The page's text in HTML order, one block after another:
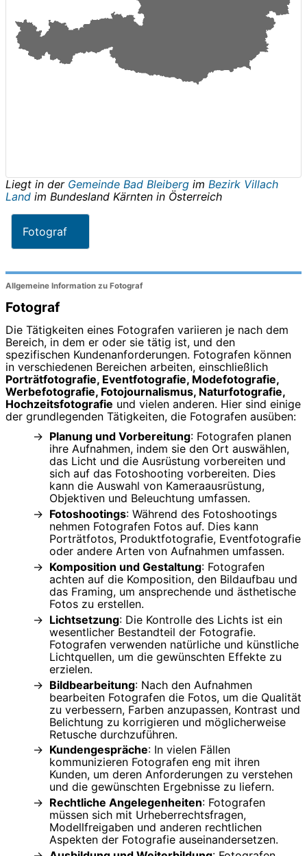
Liegt in der Gemeinde Bad Bleiberg im Bezirk Villach
Land im Bundesland Kärnten in Österreich
Fotograf
Allgemeine Information zu Fotograf
Fotograf
Die Tätigkeiten eines Fotografen variieren je nach dem
Bereich, in dem er oder sie tätig ist, und den
spezifischen Kundenanforderungen. Fotografen können
in verschiedenen Bereichen arbeiten, einschließlich
Porträtfotografie, Eventfotografie, Modefotografie,
Werbefotografie, Fotojournalismus, Naturfotografie,
Hochzeitsfotografie und vielen anderen. Hier sind einige
der grundlegenden Tätigkeiten, die Fotografen ausüben:
Planung und Vorbereitung: Fotografen planen
ihre Aufnahmen, indem sie den Ort auswählen,
das Licht und die Ausrüstung vorbereiten und
sich auf das Fotoshooting vorbereiten. Dies
kann die Auswahl von Kameraausrüstung,
Objektiven und Beleuchtung umfassen.
Fotoshootings: Während des Fotoshootings
nehmen Fotografen Fotos auf. Dies kann
Porträtfotos, Produktfotografie, Eventfotografie
oder andere Arten von Aufnahmen umfassen.
Komposition und Gestaltung: Fotografen
achten auf die Komposition, den Bildaufbau und
das Framing, um ansprechende und ästhetische
Fotos zu erstellen.
Lichtsetzung: Die Kontrolle des Lichts ist ein
wesentlicher Bestandteil der Fotografie.
Fotografen verwenden natürliche und künstliche
Lichtquellen, um die gewünschten Effekte zu
erzielen.
Bildbearbeitung: Nach den Aufnahmen
bearbeiten Fotografen die Fotos, um die Qualität
zu verbessern, Farben anzupassen, Kontrast und
Belichtung zu korrigieren und möglicherweise
Retusche durchzuführen.
Kundengespräche: In vielen Fällen
kommunizieren Fotografen eng mit ihren
Kunden, um deren Anforderungen zu verstehen
und die gewünschten Ergebnisse zu liefern.
Rechtliche Angelegenheiten: Fotografen
müssen sich mit Urheberrechtsfragen,
Modellfreigaben und anderen rechtlichen
Aspekten der Fotografie auseinandersetzen.